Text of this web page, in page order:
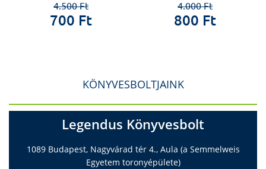
4.500 Ft
700 Ft
4.000 Ft
800 Ft
KÖNYVESBOLTJAINK
Legendus Könyvesbolt
1089 Budapest, Nagyvárad tér 4., Aula (a Semmelweis
Egyetem toronyépülete)